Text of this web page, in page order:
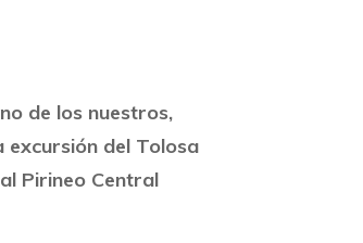
de los nuestros,
excursión del Tolosa
al Pirineo Central